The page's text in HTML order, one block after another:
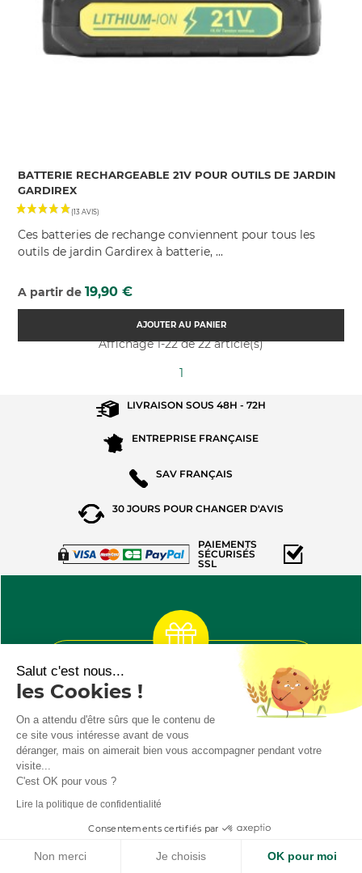
(108 AVIS)
BATTERIE RECHARGEABLE 21V POUR OUTILS DE JARDIN
GARDIREX
Ces batteries de rechange conviennent pour tous les
outils de jardin Gardirex à batterie, ...
Prix
A partir de19,90 €
AJOUTER AU PANIER
Affichage 1-22 de 22 article(s)
1
LIVRAISON SOUS48H - 72H
ENTREPRISE FRANÇAISE
SAV FRANÇAIS
30 JOURS POUR CHANGER D'AVIS
PAIEMENTS
SÉCURISÉS
SSL
Inscrivez-vous à la
newsletter et
recevez
10% de réduction
votre prochaine
commande
J'accepte la
confidentialité
Salut c'est nous...
les Cookies !
On a attendu d'être sûrs que le contenu de
ce site vous intéresse avant de vous
déranger, mais on aimerait bien vous accompagner pendant votre
visite...
C'est OK pour vous ?
Lire la politique de confidentialité
Consentements certifiés par
Non merci Je choisis OK pour moi